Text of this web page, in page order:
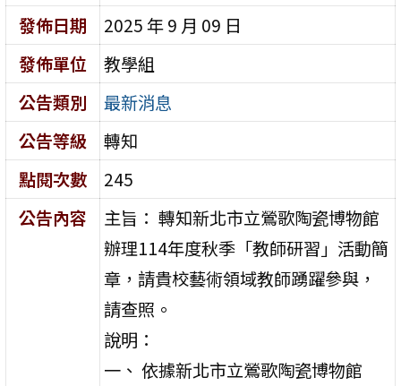
發佈日期
2025 年 9 月 09 日
發佈單位
教學組
公告類別
最新消息
公告等級
轉知
點閱次數
245
公告內容
主旨： 轉知新北市立鶯歌陶瓷博物館
辦理114年度秋季「教師研習」活動簡
章，請貴校藝術領域教師踴躍參與，
請查照。
說明：
一、 依據新北市立鶯歌陶瓷博物館